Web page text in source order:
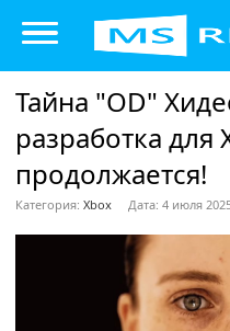
Тайна "OD"
разработка для
продолжается!
Категория: Xbox Дата: 4 июля